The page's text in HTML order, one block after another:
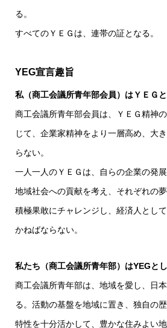
る。
すべてのＹＥＧは、連帯の証となる。
YEG宣言趣旨
私（商工会議所青年部会員）はＹＥＧと
商工会議所青年部会員は、ＹＥＧ精神
じて、企業家精神をより一層高め、大
らない。
一人一人のＹＥＧは、自らの企業の発
地域社会への貢献を考え、それぞれの
積極果敢にチャレンジし、経済人とし
かねばならない。
私たち（商工会議所青年部）はYEGと
商工会議所青年部は、地域を愛し、日
る。活動の基盤を地域に置き、独自の
特性を十分活かして、豊かな住みよい地